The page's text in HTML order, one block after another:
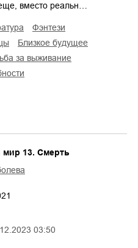
вместо реальн…
фэнтези
близкое будущее
за выживание
03:50
13. Смерть